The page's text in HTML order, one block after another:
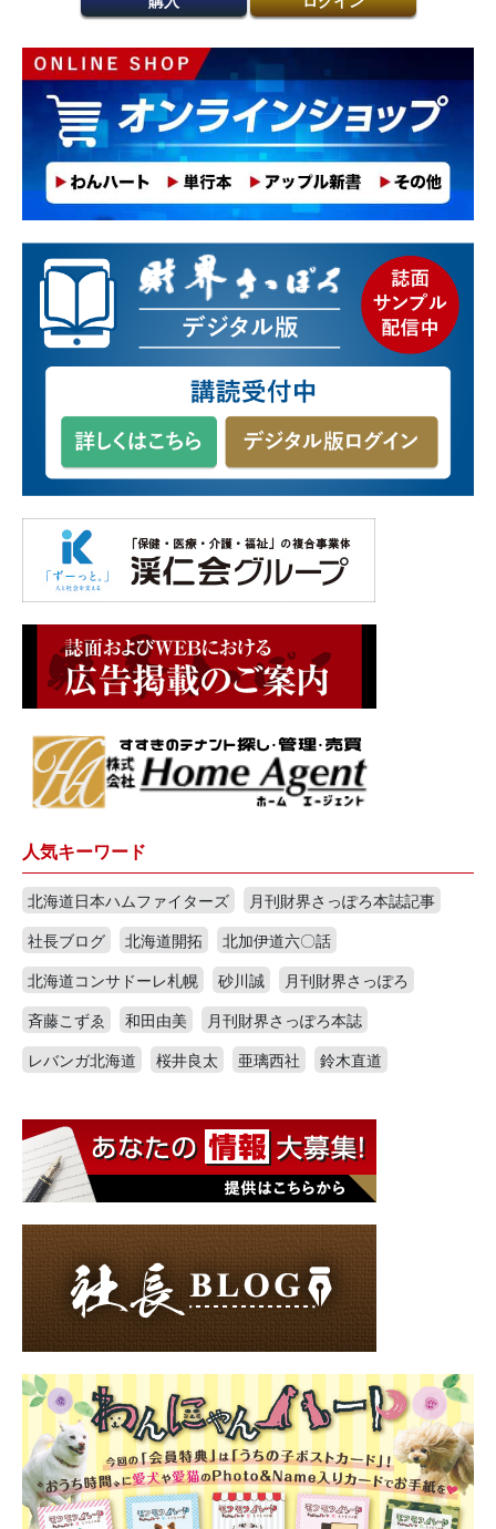
人気キーワード
北海道日本ハムファイターズ
月刊財界さっぽろ本誌記事
社長ブログ
北海道開拓
北加伊道六〇話
北海道コンサドーレ札幌
砂川誠
月刊財界さっぽろ
斉藤こずゑ
和田由美
月刊財界さっぽろ本誌
レバンガ北海道
桜井良太 亜璃西社 鈴木直道